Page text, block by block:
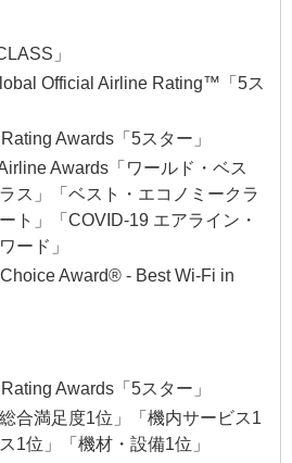
」
Official Airline Rating™「5ス
Awards「5スター」
Awards「ワールド・ベス
ス」「ベスト・エコノミークラ
ト」「COVID-19 エアライン・
ード」
Award® - Best Wi-Fi in
Awards「5スター」
合満足度1位」「機内サービス1
1位」「機材・設備1位」